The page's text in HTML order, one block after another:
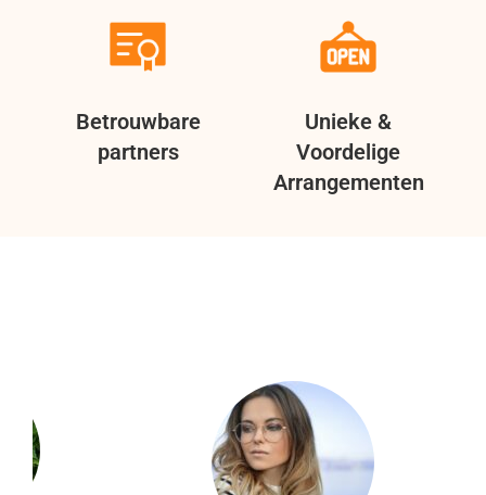
Betrouwbare
partners
Unieke &
Voordelige
Arrangementen